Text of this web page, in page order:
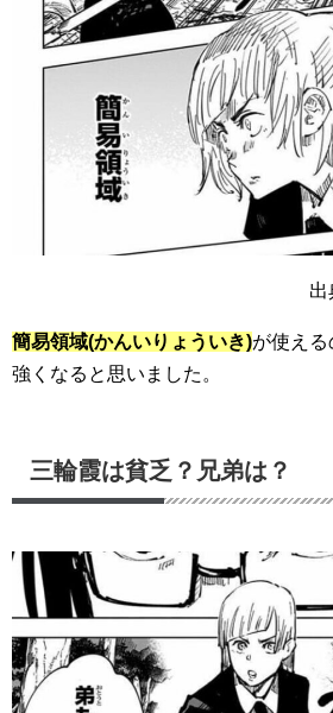
出
簡易領域(かんいりょういき)が使える
強くなる と思いました。
三輪霞は貧乏？兄弟は？